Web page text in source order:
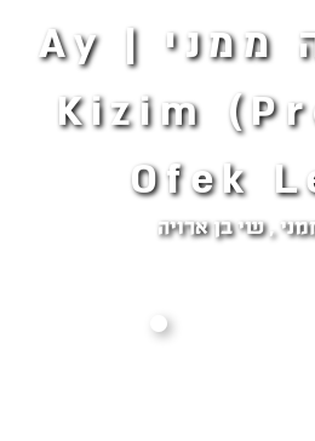
מה נהיה ממני | Ay
Kizim
Ofek
, שי בן ארויה